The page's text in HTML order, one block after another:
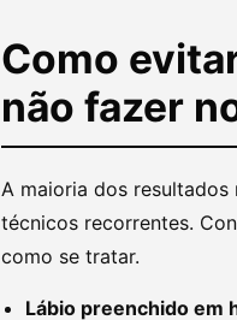
Como
não fazer
A maioria dos
técnicos recorrentes.
como se tratar.
Lábio preenchido em